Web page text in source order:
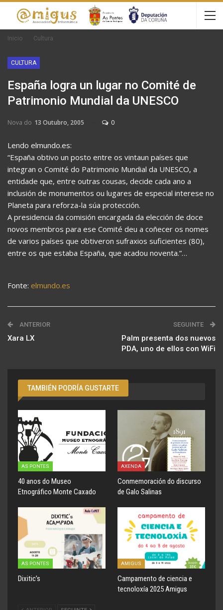
Inicio Cultura
CULTURA
España logra un lugar no Comité de
Patrimonio Mundial da UNESCO
Nova do 13 Outubro, 2005 0
Lendo elmundo.es:
“España obtivo un posto entre os vintaun países que
integran o Comité do Patrimonio Mundial da UNESCO, a
entidade que, entre outras cousas, decide cada ano a
inclusión de monumentos ou lugares de especial interese no
Planeta para reforza-la súa protección.
A presidencia da comisión encargada da elección de doce
novos membros para ese Comité deu a coñecer os nomes
de varios países que obtiveron sufraxios suficientes (80),
entre os que estaba España, que acadou noventa.”…
Fonte: elmundo.es
ANTERIOR
Xara LX
SEGUINTE
Palm presenta dos nuevos
PDA, uno de ellos con WiFi
TAMBIÉN PODRÍA GUSTARTE
AS PONTES
40 anos do Museo
Etnográfico Monte Caxado
AXENDA
Conmemoración do discurso
de Galo Salinas
AS PONTES
Dixitic’s
AMIGUS
Campamento de ciencia e
tecnoloxía 2025 Amigus